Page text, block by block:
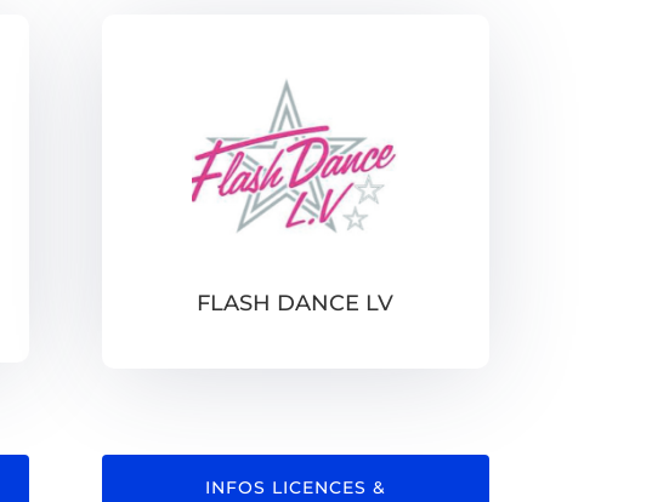
FLASH DANCE LV
INFOS LICENCES &